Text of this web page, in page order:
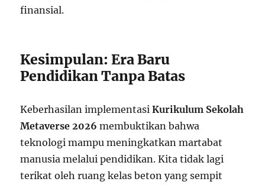
finansial.
Kesimpulan: Era Baru
Pendidikan Tanpa Batas
Keberhasilan implementasiKurikulum Sekolah
Metaverse 2026 membuktikan bahwa
teknologi mampu meningkatkan martabat
manusia melalui pendidikan. Kita tidak lagi
terikat oleh ruang kelas beton yang sempit